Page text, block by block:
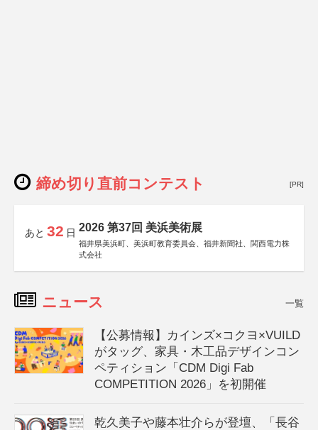
締め切り直前コンテスト [PR]
あと 32 日 2026 第37回 美浜美術展
福井県美浜町、美浜町教育委員会、福井新聞社、関西電力株
式会社
ニュース 一覧
【公募情報】カインズ×コクヨ×VUILD
がタッグ、家具・木工品デザインコン
ペティション「CDM Digi Fab
COMPETITION 2026」を初開催
乾久美子や藤本壮介らが登壇、「長谷